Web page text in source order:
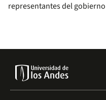
representantes del